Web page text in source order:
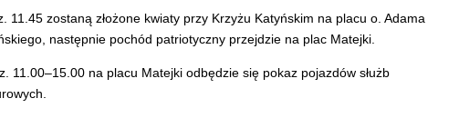
11.45 zostaną złożone kwiaty przy Krzyżu Katyńskim na placu o. Adama
następnie pochód patriotyczny przejdzie na plac Matejki.
11.00–15.00 na placu Matejki odbędzie się pokaz pojazdów służb